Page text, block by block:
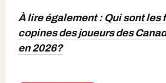
À lire également : Qui sont les
copines des joueurs des
en 2026?